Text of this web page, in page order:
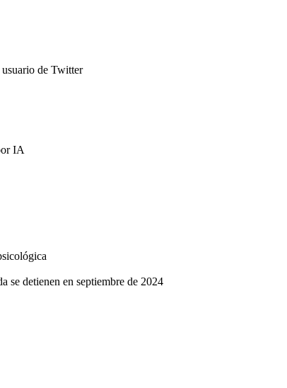
de Twitter
IA
se detienen en septiembre de 2024